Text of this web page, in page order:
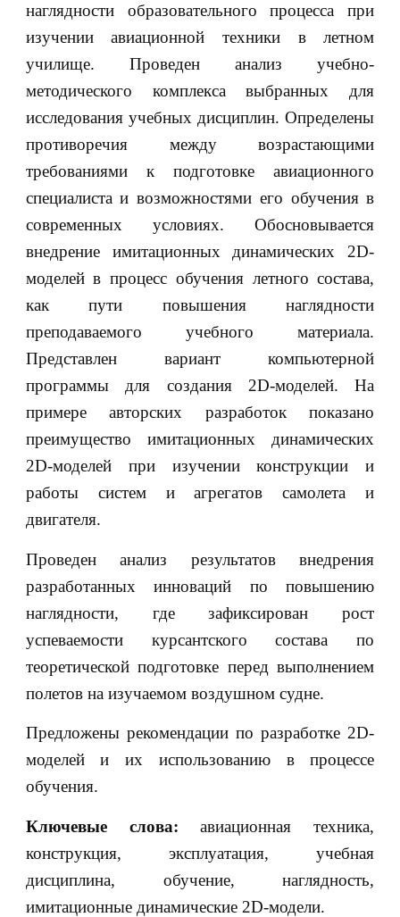
наглядности образовательного процесса при
изучении авиационной техники в летном
училище. Проведен анализ учебно-
методического комплекса выбранных для
исследования учебных дисциплин. Определены
противоречия между возрастающими
требованиями к подготовке авиационного
специалиста и возможностями его обучения в
современных условиях. Обосновывается
внедрение имитационных динамических 2D-
моделей в процесс обучения летного состава,
как пути повышения наглядности
преподаваемого учебного материала.
Представлен вариант компьютерной
программы для создания 2D-моделей. На
примере авторских разработок показано
преимущество имитационных динамических
2D-моделей при изучении конструкции и
работы систем и агрегатов самолета и
двигателя.
Проведен анализ результатов внедрения
разработанных инноваций по повышению
наглядности, где зафиксирован рост
успеваемости курсантского состава по
теоретической подготовке перед выполнением
полетов на изучаемом воздушном судне.
Предложены рекомендации по разработке 2D-
моделей и их использованию в процессе
обучения.
Ключевые слова:авиационная техника,
конструкция, эксплуатация, учебная
дисциплина, обучение, наглядность,
имитационные динамические 2D-модели.